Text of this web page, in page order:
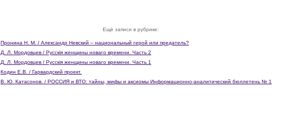
Ещё записи в рубрике:
Пронина Н. М. / Александр Невский – национальный герой или предатель?
Д. Л. Мордовцев / Русскiя женщины новаго времени. Часть 2
Д. Л. Мордовцев / Русскiя женщины новаго времени. Часть 1
Кодин Е.В. / Гарвардский проект.
В. Ю. Катасонов. / РОССИЯ и ВТО: тайны, мифы и аксиомы Информационно-аналитический бюллетень № 1